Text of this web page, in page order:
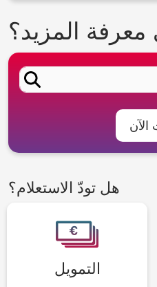
المزيد؟
الآن
هل تودّ الاستعلام؟
التمويل